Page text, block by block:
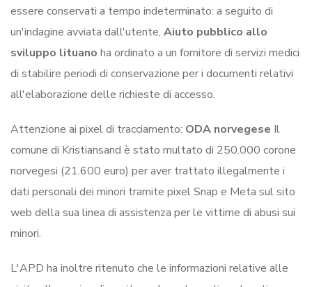
essere conservati a tempo indeterminato: a seguito di
un'indagine avviata dall'utente, Aiuto pubblico allo
sviluppo lituano ha ordinato a un fornitore di servizi medici
di stabilire periodi di conservazione per i documenti relativi
all'elaborazione delle richieste di accesso.
Attenzione ai pixel di tracciamento: ODA norvegese Il
comune di Kristiansand è stato multato di 250.000 corone
norvegesi (21.600 euro) per aver trattato illegalmente i
dati personali dei minori tramite pixel Snap e Meta sul sito
web della sua linea di assistenza per le vittime di abusi sui
minori.
L'APD ha inoltre ritenuto che le informazioni relative alle